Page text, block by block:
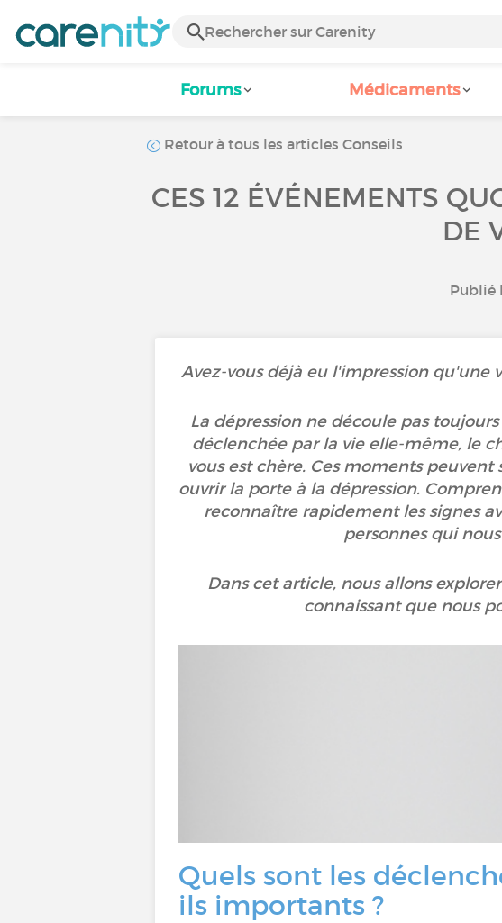
Forums Médicaments
Retour à tous les articles Conseils
CES 12 ÉVÉNEMENTS
DE
Publié
Avez-vous déjà eu l'impression qu'une
La dépression ne découle pas
déclenchée par la vie elle-même, le
vous est chère. Ces moments
ouvrir la porte à la dépression.
reconnaître rapidement les signes
personnes qui
Dans cet article, nous allons
connaissant que nous
Quels sont les
ils importants ?